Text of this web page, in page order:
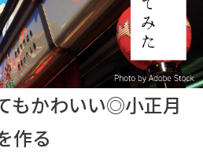
もかわいい◎小正月
作る